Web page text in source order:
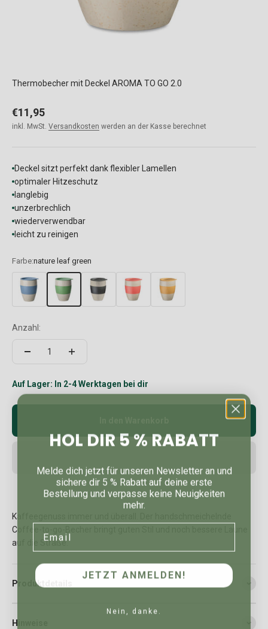
Thermobecher mit Deckel AROMA TO GO 2.0
Angebot
€11,95
inkl. MwSt. Versandkosten werden an der Kasse berechnet
Deckel sitzt perfekt dank flexibler Lamellen
optimaler Hitzeschutz
langlebig
unzerbrechlich
wiederverwendbar
leicht zu reinigen
Farbe:nature leaf green
Anzahl:
Auf Lager: In 2-4 Werktagen bei dir
Kaffeegenuss immer und überall. Der handschmeichelnde
Coffee-to-go-Becher bringt guten Stil und noch bessere Laune
auf die Straße.
Produktdetails
Hinweise
HOL DIR 5 % RABATT
Melde dich jetzt für unseren Newsletter an und
sichere dir 5 % Rabatt auf deine erste
Bestellung und verpasse keine Neuigkeiten
mehr.
Email
JETZT ANMELDEN!
Nein, danke.